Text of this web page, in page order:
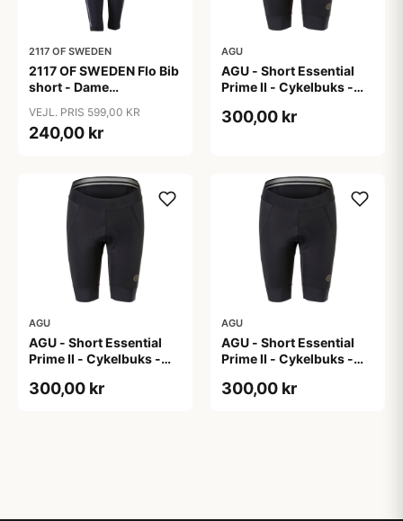
2117 OF SWEDEN
2117 OF SWEDEN Flo Bib
short - Dame
Sort - Str. 40
VEJL. PRIS 599,00 KR
240,00 kr
AGU
AGU - Short Essential
Prime II - Cykelbuks -
300,00 kr
AGU
AGU - Short Essential
Prime II - Cykelbuks -
300,00 kr
AGU
AGU - Short Essential
Prime II - Cykelbuks -
300,00 kr